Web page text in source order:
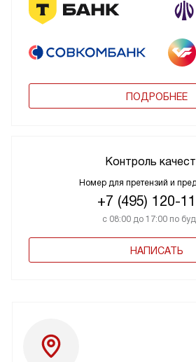
ПОДРОБНЕЕ
Контроль
Номер для претензий и
+7 (495) 120-
с 08:00 до 17:00 по
НАПИСАТЬ